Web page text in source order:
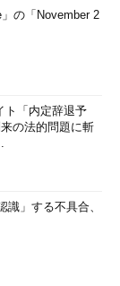
の「November 2
ト「内定辞退予
の法的問題に斬
識」する不具合、